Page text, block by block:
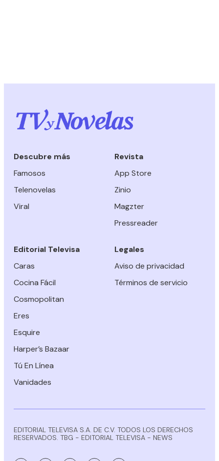
Descubre más
Famosos
Telenovelas
Viral
Revista
App Store
Zinio
Magzter
Pressreader
Editorial Televisa
Caras
Cocina Fácil
Cosmopolitan
Eres
Esquire
Harper’s Bazaar
Tú En Línea
Vanidades
Legales
Aviso de privacidad
Términos de servicio
EDITORIAL TELEVISA S.A. DE C.V. TODOS LOS DERECHOS
RESERVADOS. TBG - EDITORIAL TELEVISA - NEWS